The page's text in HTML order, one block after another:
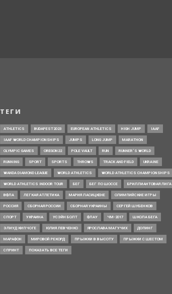
ТЕГИ
ATHLETICS BUDAPEST2023 EUROPEAN ATHLETICS HIGH JUMP IAAF
IAAF WORLD CHAMPIONSHIPS JUMPS LONG JUMP MARATHON
OLYMPIC GAMES OREGON22 POLE VAULT RUN RUNNER’S WORLD
RUNNING SPORT SPORTS THROWS TRACK AND FIELD UKRAINE
WANDA DIAMOND LEAGUE WORLD ATHLETICS WORLD ATHLETICS CHAMPIONSHIPS
WORLD ATHLETICS INDOOR TOUR БЕГ БЕГ ПО ШОССЕ БРИЛЛИАНТОВАЯ ЛИГА
ВФЛА ЛЕГКАЯ АТЛЕТИКА МАРИЯ ЛАСИЦКЕНЕ ОЛИМПИЙСКИЕ ИГРЫ
РОССИЯ СБОРНАЯ РОССИИ СБОРНАЯ УКРАИНЫ СЕРГЕЙ ШУБЕНКОВ
СПОРТ УКРАИНА УСЭЙН БОЛТ ФЛАУ ЧМ-2017 ШКОЛА БЕГА
ЭЛИУД КИПЧОГЕ ЮЛИЯ ЛЕВЧЕНКО ЯРОСЛАВА МАГУЧИХ ДОПИНГ
МАРАФОН МИРОВОЙ РЕКОРД ПРЫЖКИ В ВЫСОТУ ПРЫЖКИ С ШЕСТОМ
СПРИНТ ПОКАЗАТЬ ВСЕ ТЕГИ